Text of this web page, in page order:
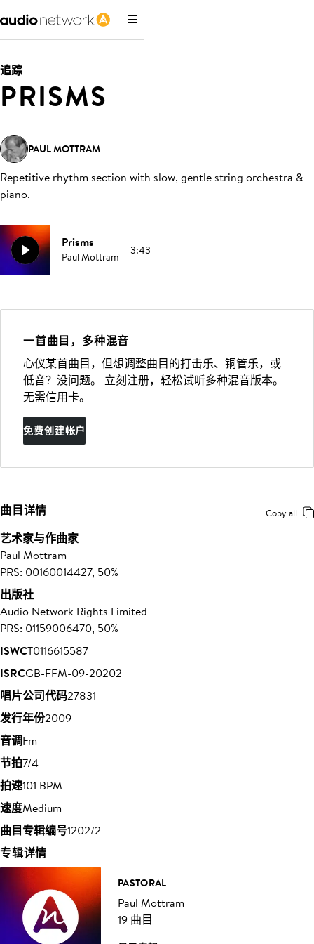
追踪
PRISMS
PAUL MOTTRAM
Repetitive rhythm section with slow, gentle string orchestra &
piano.
Prisms
Paul Mottram 3:43
一首曲目，多种混音
心仪某首曲目，但想调整曲目的打击乐、铜管乐，或
低音？没问题。 立刻注册，轻松试听多种混音版本。
无需信用卡。
免费创建帐户
曲目详情 Copy all
艺术家与作曲家
Paul Mottram
PRS: 00160014427, 50%
出版社
Audio Network Rights Limited
PRS: 01159006470, 50%
ISWCT0116615587
ISRCGB-FFM-09-20202
唱片公司代码27831
发行年份2009
音调Fm
节拍7/4
拍速101 BPM
速度Medium
曲目专辑编号1202/2
专辑详情
PASTORAL
Paul Mottram
19 曲目